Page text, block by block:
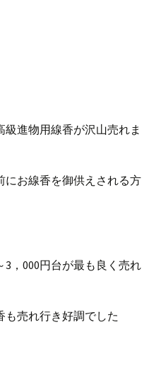
進物用線香が沢山売れま
にお線香を御供えされる方
3，000円台が最も良く売れ
も売れ行き好調でした